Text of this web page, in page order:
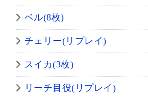
ベル(8枚)
チェリー(リプレイ)
スイカ(3枚)
リーチ目役(リプレイ)